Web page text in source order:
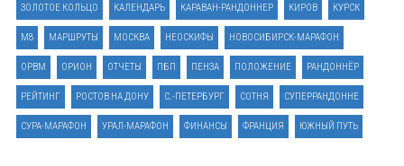
ЗОЛОТОЕ КОЛЬЦО КАЛЕНДАРЬ КАРАВАН-РАНДОННЕР КИРОВ КУРСК
М8 МАРШРУТЫ МОСКВА НЕОСКИФЫ НОВОСИБИРСК-МАРАФОН
ОРВМ ОРИОН ОТЧЕТЫ ПБП ПЕНЗА ПОЛОЖЕНИЕ РАНДОННЁР
РЕЙТИНГ РОСТОВ НА ДОНУ С.-ПЕТЕРБУРГ СОТНЯ СУПЕРРАНДОННЕ
СУРА-МАРАФОН УРАЛ-МАРАФОН ФИНАНСЫ ФРАНЦИЯ ЮЖНЫЙ ПУТЬ